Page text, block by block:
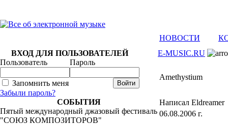
НОВОСТИ
ВХОД ДЛЯ ПОЛЬЗОВАТЕЛЕЙ
Пользователь
Пароль
Запомнить меня
Забыли пароль?
СОБЫТИЯ
Пятый международный джазовый фестиваль
"СОЮЗ КОМПОЗИТОРОВ"
E-MUSIC.RU
Amethystium
Написал Eldreamer
06.08.2006 г.